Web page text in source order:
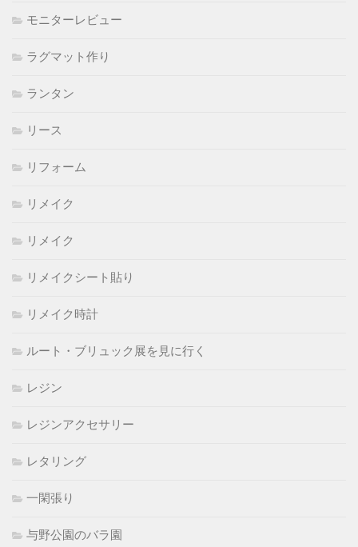
モニターレビュー
ラグマット作り
ランタン
リース
リフォーム
リメイク
リメイク
リメイクシート貼り
リメイク時計
ルート・ブリュック展を見に行く
レジン
レジンアクセサリー
レタリング
一閑張り
与野公園のバラ園